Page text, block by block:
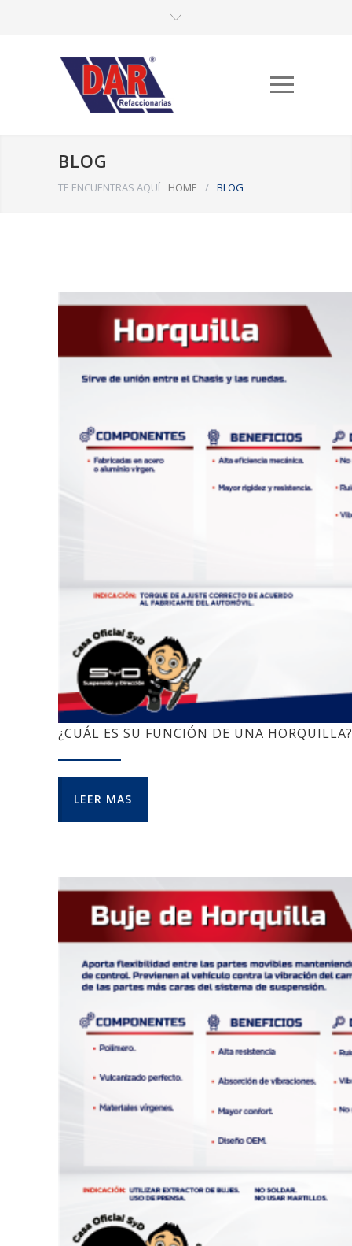
BLOG
TE ENCUENTRAS AQUÍ HOME / BLOG
¿CUÁL ES SU FUNCIÓN DE UNA HORQUILLA?
LEER MAS